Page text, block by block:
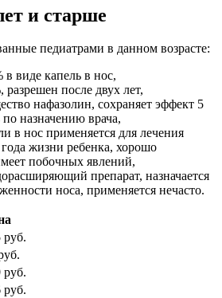
и старше
педиатрами в данном возрасте:
виде капель в нос,
после двух лет,
нафазолин, сохраняет эффект 5
назначению врача,
в нос применяется для лечения
жизни ребенка, хорошо
побочных явлений,
препарат, назначается
носа, применяется нечасто.
руб.
руб.
руб.